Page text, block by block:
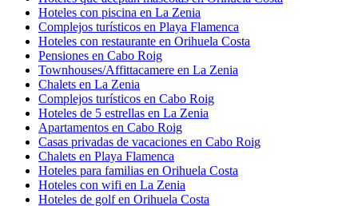
Hoteles con piscina en La Zenia
Complejos turísticos en Playa Flamenca
Hoteles con restaurante en Orihuela Costa
Pensiones en Cabo Roig
Townhouses/Affittacamere en La Zenia
Chalets en La Zenia
Complejos turísticos en Cabo Roig
Hoteles de 5 estrellas en La Zenia
Apartamentos en Cabo Roig
Casas privadas de vacaciones en Cabo Roig
Chalets en Playa Flamenca
Hoteles para familias en Orihuela Costa
Hoteles con wifi en La Zenia
Hoteles de golf en Orihuela Costa